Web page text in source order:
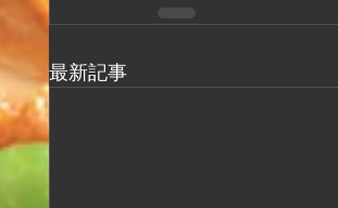
最新記事